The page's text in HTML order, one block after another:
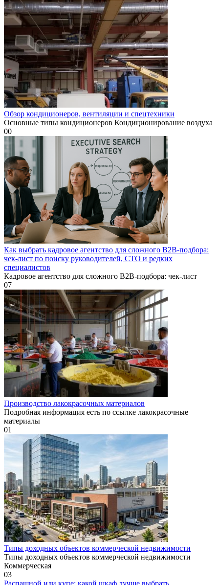
Обзор кондиционеров, вентиляции и спецтехники
Основные типы кондиционеров Кондиционирование воздуха
00
Как выбрать кадровое агентство для сложного B2B-подбора:
чек-лист по поиску руководителей, CTO и редких
специалистов
Кадровое агентство для сложного B2B-подбора: чек-лист
07
Производство лакокрасочных материалов
Подробная информация есть по ссылке лакокрасочные
материалы
01
Типы доходных объектов коммерческой недвижимости
Типы доходных объектов коммерческой недвижимости
Коммерческая
03
Распашной или купе: какой шкаф лучше выбрать